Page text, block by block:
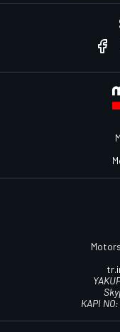
KAPI